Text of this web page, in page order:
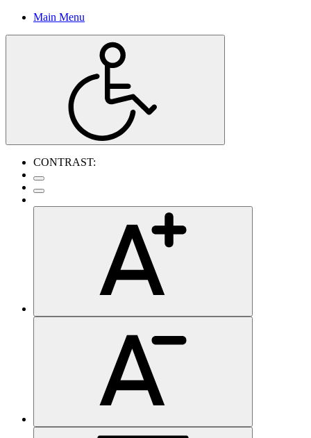
Main Menu
CONTRAST: